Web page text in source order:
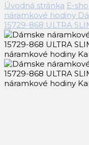
Úvodná stránka E-
náramkové hodiny
15729-868 ULTRA